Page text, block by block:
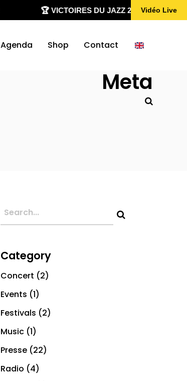
🏆 VICTOIRES DU JAZZ 2020-2026Vidéo Live
Agenda Shop Contact
Meta
Category
Concert (2)
Events (1)
Festivals (2)
Music (1)
Presse (22)
Radio (4)